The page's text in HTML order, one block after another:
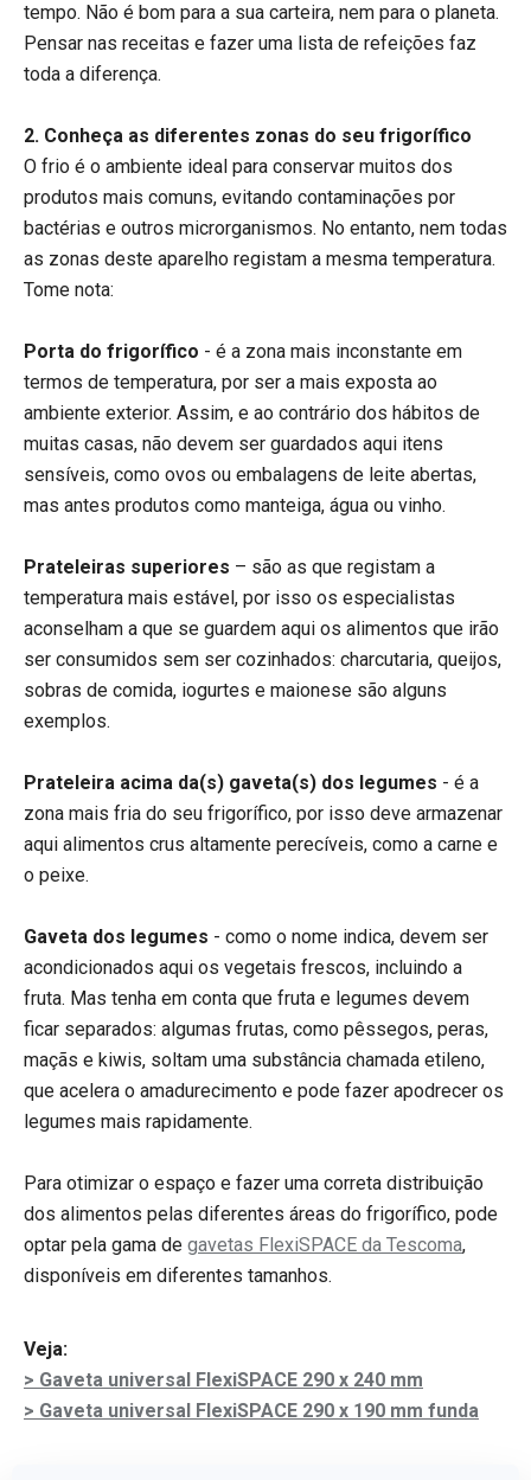
tempo. Não é bom para a sua carteira, nem para o planeta.
Pensar nas receitas e fazer uma lista de refeições faz
toda a diferença.
2. Conheça as diferentes zonas do seu frigorífico
O frio é o ambiente ideal para conservar muitos dos
produtos mais comuns, evitando contaminações por
bactérias e outros microrganismos. No entanto, nem todas
as zonas deste aparelho registam a mesma temperatura.
Tome nota:
Porta do frigorífico - é a zona mais inconstante em
termos de temperatura, por ser a mais exposta ao
ambiente exterior. Assim, e ao contrário dos hábitos de
muitas casas, não devem ser guardados aqui itens
sensíveis, como ovos ou embalagens de leite abertas,
mas antes produtos como manteiga, água ou vinho.
Prateleiras superiores – são as que registam a
temperatura mais estável, por isso os especialistas
aconselham a que se guardem aqui os alimentos que irão
ser consumidos sem ser cozinhados: charcutaria, queijos,
sobras de comida, iogurtes e maionese são alguns
exemplos.
Prateleira acima da(s) gaveta(s) dos legumes - é a
zona mais fria do seu frigorífico, por isso deve armazenar
aqui alimentos crus altamente perecíveis, como a carne e
o peixe.
Gaveta dos legumes - como o nome indica, devem ser
acondicionados aqui os vegetais frescos, incluindo a
fruta. Mas tenha em conta que fruta e legumes devem
ficar separados: algumas frutas, como pêssegos, peras,
maçãs e kiwis, soltam uma substância chamada etileno,
que acelera o amadurecimento e pode fazer apodrecer os
legumes mais rapidamente.
Para otimizar o espaço e fazer uma correta distribuição
dos alimentos pelas diferentes áreas do frigorífico, pode
optar pela gama de gavetas FlexiSPACE da Tescoma,
disponíveis em diferentes tamanhos.
Veja:
> Gaveta universal FlexiSPACE 290 x 240 mm
> Gaveta universal FlexiSPACE 290 x 190 mm funda